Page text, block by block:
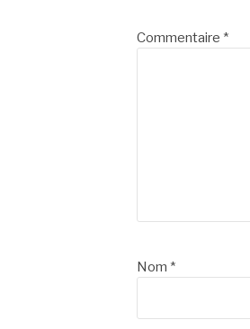
Commentaire *
Nom *